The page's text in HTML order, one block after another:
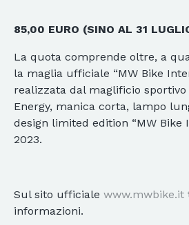
85,00 EURO (SINO AL 31
La quota comprende oltre, a
la maglia ufficiale “MW Bike
realizzata dal maglificio
Energy, manica corta, lampo
design limited edition “MW Bike
2023.
Sul sito ufficiale www.mwbike.it
informazioni.